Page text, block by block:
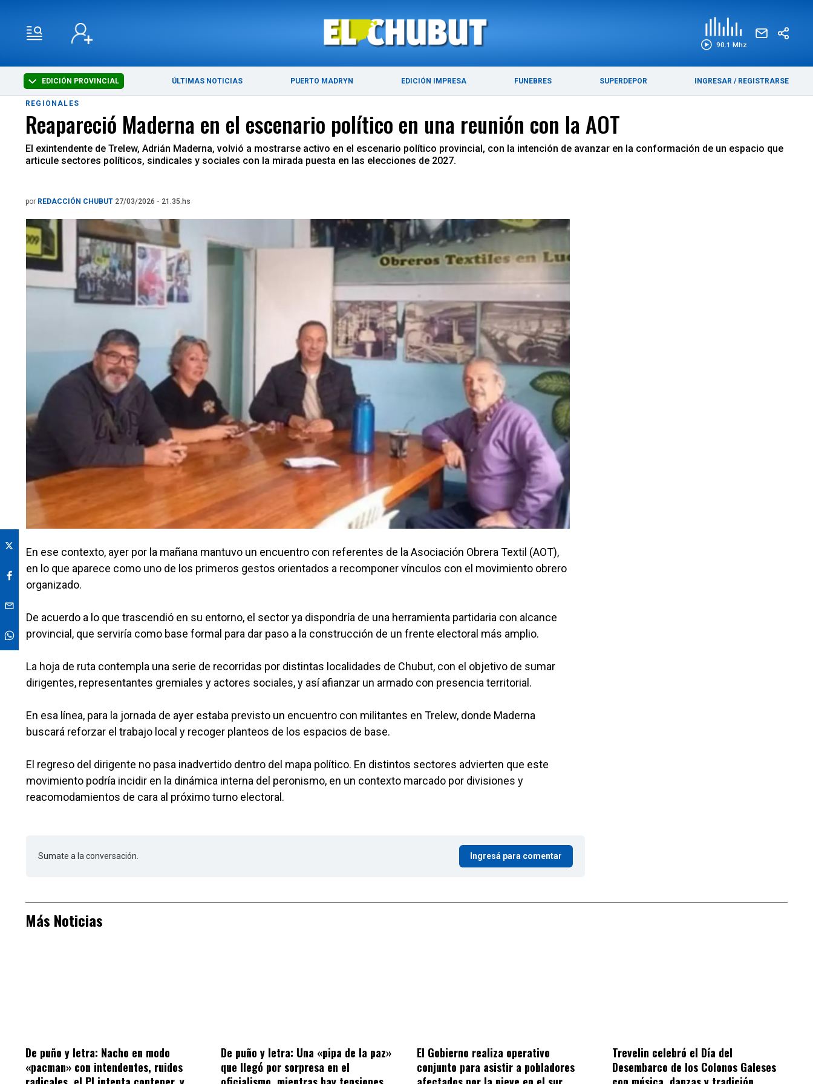
90.1 Mhz
EDICIÓN PROVINCIAL ÚLTIMAS NOTICIAS PUERTO MADRYN EDICIÓN IMPRESA FUNEBRES SUPERDEPOR INGRESAR / REGISTRARSE
ÚLTIMAS NOTICIAS PUERTO MADRYN
REGIONALES
Reapareció Maderna en el escenario político en una reunión con la AOT
El exintendente de Trelew, Adrián Maderna, volvió a mostrarse activo en el escenario político provincial, con la intención de avanzar en la conformación de un espacio que
articule sectores políticos, sindicales y sociales con la mirada puesta en las elecciones de 2027.
por REDACCIÓN CHUBUT 27/03/2026 - 21.35.hs
En ese contexto, ayer por la mañana mantuvo un encuentro con referentes de la Asociación Obrera Textil (AOT),
en lo que aparece como uno de los primeros gestos orientados a recomponer vínculos con el movimiento obrero
organizado.
De acuerdo a lo que trascendió en su entorno, el sector ya dispondría de una herramienta partidaria con alcance
provincial, que serviría como base formal para dar paso a la construcción de un frente electoral más amplio.
La hoja de ruta contempla una serie de recorridas por distintas localidades de Chubut, con el objetivo de sumar
dirigentes, representantes gremiales y actores sociales, y así afianzar un armado con presencia territorial.
En esa línea, para la jornada de ayer estaba previsto un encuentro con militantes en Trelew, donde Maderna
buscará reforzar el trabajo local y recoger planteos de los espacios de base.
El regreso del dirigente no pasa inadvertido dentro del mapa político. En distintos sectores advierten que este
movimiento podría incidir en la dinámica interna del peronismo, en un contexto marcado por divisiones y
reacomodamientos de cara al próximo turno electoral.
Sumate a la conversación. Ingresá para comentar
Más Noticias
De puño y letra: Nacho en modo
«pacman» con intendentes, ruidos
De puño y letra: Una «pipa de la paz»
que llegó por sorpresa en el
El Gobierno realiza operativo
conjunto para asistir a pobladores
Trevelin celebró el Día del
Desembarco de los Colonos Galeses